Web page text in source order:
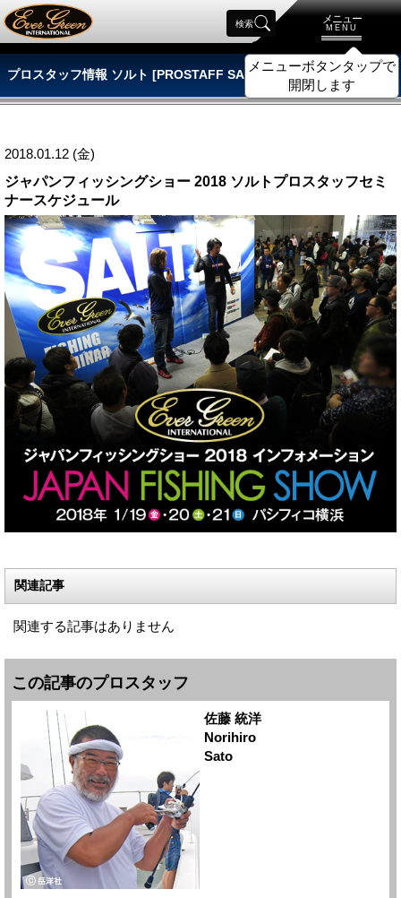
メニュー
MENU
メニューボタンタップで
開閉します
検索
プロスタッフ情報 ソルト [PROSTAFF SALT]
2018.01.12 (金)
ジャパンフィッシングショー 2018 ソルトプロスタッフセミ
ナースケジュール
関連記事
関連する記事はありません
この記事のプロスタッフ
佐藤 統洋
Norihiro
Sato